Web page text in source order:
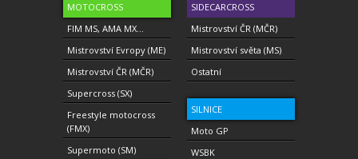
MOTOCROSS
FIM MS, AMA MX...
Mistrovství Evropy (ME)
Mistrovství ČR (MČR)
Supercross (SX)
Freestyle motocross
(FMX)
Supermoto (SM)
SIDECARCROSS
Mistrovství ČR (MČR)
Mistrovství světa (MS)
Ostatní
SILNICE
Moto GP
WSBK